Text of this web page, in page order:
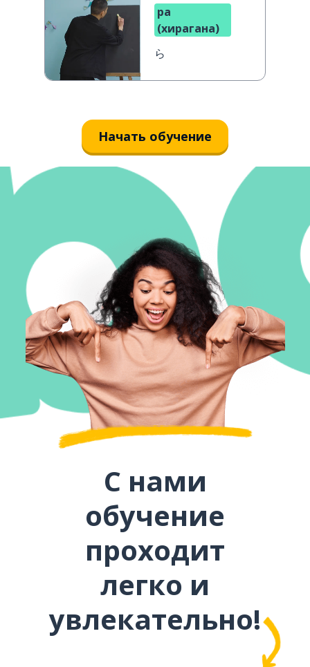
ра
(хирагана)
ら
Начать обучение
С нами
обучение
проходит
легко и
увлекательно!